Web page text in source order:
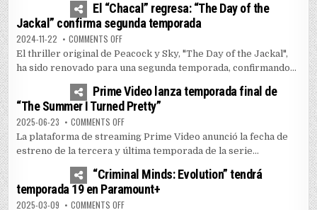
El “Chacal” regresa: “The Day of the
Jackal” confirma segunda temporada
2024-11-22 COMMENTS OFFON EL “CHACAL” REGRESA: “THE DAY OF THE JACKAL”
El thriller original de Peacock y Sky, "The Day of the Jackal",
ha sido renovado para una segunda temporada, confirmando...
1 5165
Prime Video lanza temporada final de
“The Summer I Turned Pretty”
2025-06-23 COMMENTS OFFON PRIME VIDEO LANZA TEMPORADA FINAL DE “THE
La plataforma de streaming Prime Video anunció la fecha de
estreno de la tercera y última temporada de la serie...
0 3599
“Criminal Minds: Evolution” tendrá
temporada 19 en Paramount+
2025-03-09 COMMENTS OFFON “CRIMINAL MINDS: EVOLUTION” TENDRÁ